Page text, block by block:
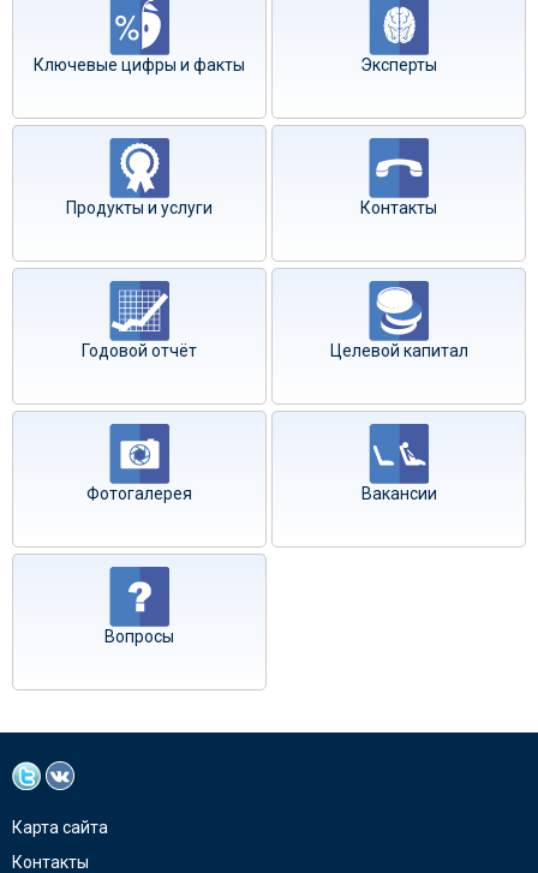
Ключевые цифры и факты Эксперты
Продукты и услуги Контакты
Годовой отчёт Целевой капитал
Фотогалерея Вакансии
Вопросы
Карта сайта
Контакты